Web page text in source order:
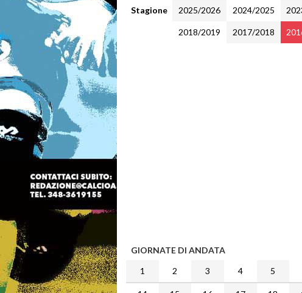
Stagione 2025/2026 2024/2025
2018/2019 2017/2018
GIORNATE DI ANDATA
1
2 3 4 5